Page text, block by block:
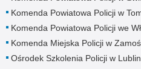
Komenda Powiatowa Policji w
Komenda Powiatowa Policji we
Komenda Miejska Policji w
Ośrodek Szkolenia Policji w